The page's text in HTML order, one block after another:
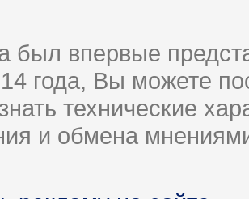
был впервые
года, Вы можете
технические
и обмена